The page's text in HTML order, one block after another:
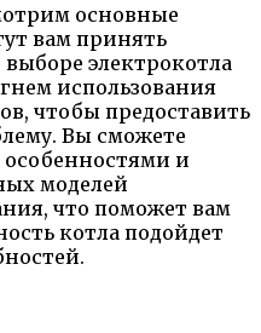
основные
вам принять
электрокотла
использования
чтобы предоставить
Вы сможете
и
моделей
что поможет вам
котла подойдет